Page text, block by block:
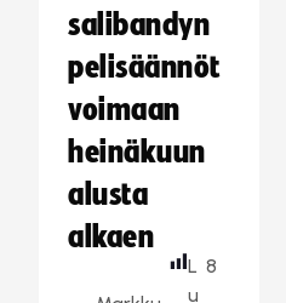
salibandyn
pelisäännöt
voimaan
heinäkuun
alusta
alkaen
L
u
8